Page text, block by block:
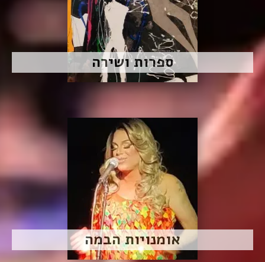
ספרות ושירה
אומנויות הבמה